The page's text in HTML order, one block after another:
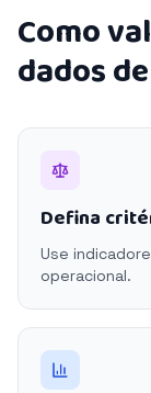
Como
dados
Defina
Use
operacional.